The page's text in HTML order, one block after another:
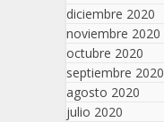
diciembre 2020
noviembre 2020
octubre 2020
septiembre 2020
agosto 2020
julio 2020